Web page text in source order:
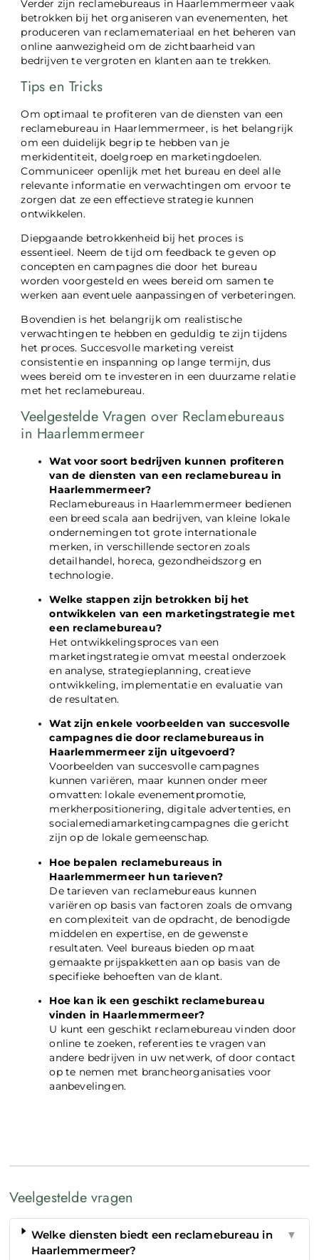
Verder zijn reclamebureaus in Haarlemmermeer vaak
betrokken bij het organiseren van evenementen, het
produceren van reclamemateriaal en het beheren van
online aanwezigheid om de zichtbaarheid van
bedrijven te vergroten en klanten aan te trekken.
Tips en Tricks
Om optimaal te profiteren van de diensten van een
reclamebureau in Haarlemmermeer, is het belangrijk
om een duidelijk begrip te hebben van je
merkidentiteit, doelgroep en marketingdoelen.
Communiceer openlijk met het bureau en deel alle
relevante informatie en verwachtingen om ervoor te
zorgen dat ze een effectieve strategie kunnen
ontwikkelen.
Diepgaande betrokkenheid bij het proces is
essentieel. Neem de tijd om feedback te geven op
concepten en campagnes die door het bureau
worden voorgesteld en wees bereid om samen te
werken aan eventuele aanpassingen of verbeteringen.
Bovendien is het belangrijk om realistische
verwachtingen te hebben en geduldig te zijn tijdens
het proces. Succesvolle marketing vereist
consistentie en inspanning op lange termijn, dus
wees bereid om te investeren in een duurzame relatie
met het reclamebureau.
Veelgestelde Vragen over Reclamebureaus
in Haarlemmermeer
Wat voor soort bedrijven kunnen profiteren
van de diensten van een reclamebureau in
Haarlemmermeer?
Reclamebureaus in Haarlemmermeer bedienen
een breed scala aan bedrijven, van kleine lokale
ondernemingen tot grote internationale
merken, in verschillende sectoren zoals
detailhandel, horeca, gezondheidszorg en
technologie.
Welke stappen zijn betrokken bij het
ontwikkelen van een marketingstrategie met
een reclamebureau?
Het ontwikkelingsproces van een
marketingstrategie omvat meestal onderzoek
en analyse, strategieplanning, creatieve
ontwikkeling, implementatie en evaluatie van
de resultaten.
Wat zijn enkele voorbeelden van succesvolle
campagnes die door reclamebureaus in
Haarlemmermeer zijn uitgevoerd?
Voorbeelden van succesvolle campagnes
kunnen variëren, maar kunnen onder meer
omvatten: lokale evenementpromotie,
merkherpositionering, digitale advertenties, en
socialemediamarketingcampagnes die gericht
zijn op de lokale gemeenschap.
Hoe bepalen reclamebureaus in
Haarlemmermeer hun tarieven?
De tarieven van reclamebureaus kunnen
variëren op basis van factoren zoals de omvang
en complexiteit van de opdracht, de benodigde
middelen en expertise, en de gewenste
resultaten. Veel bureaus bieden op maat
gemaakte prijspakketten aan op basis van de
specifieke behoeften van de klant.
Hoe kan ik een geschikt reclamebureau
vinden in Haarlemmermeer?
U kunt een geschikt reclamebureau vinden door
online te zoeken, referenties te vragen van
andere bedrijven in uw netwerk, of door contact
op te nemen met brancheorganisaties voor
aanbevelingen.
Veelgestelde vragen
Welke diensten biedt een reclamebureau in
Haarlemmermeer?
▼